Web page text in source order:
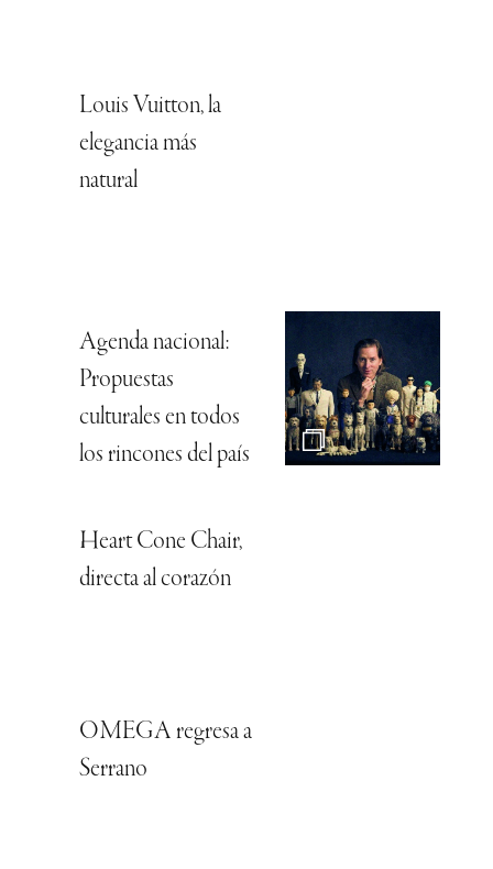
Louis Vuitton, la
elegancia más
natural
Agenda nacional:
Propuestas
culturales en todos
los rincones del país
Heart Cone Chair,
directa al corazón
OMEGA regresa a
Serrano